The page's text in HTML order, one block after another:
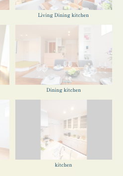
Living Dining kitchen
Dining kitchen
kitchen